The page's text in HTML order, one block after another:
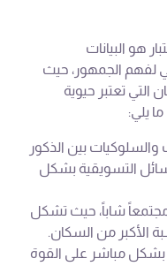
هو البيانات
لفهم الجمهور، حيث
تعتبر حيوية
يلي:
بين الذكور
التسويقية بشكل
شاباً، حيث تشكل
بشكل مباشر على القوة